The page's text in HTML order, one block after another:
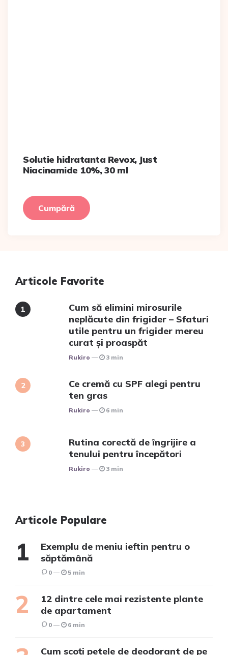
Solutie hidratanta Revox, Just
Niacinamide 10%, 30 ml
Cumpără
Articole Favorite
Cum să elimini mirosurile
neplăcute din frigider – Sfaturi
utile pentru un frigider mereu
curat și proaspăt
Posted
Rukiro 3 min
Ce cremă cu SPF alegi pentru
ten gras
Posted
Rukiro 6 min
Rutina corectă de îngrijire a
tenului pentru începători
Posted
Rukiro 3 min
Articole Populare
Exemplu de meniu ieftin pentru o
săptămână
0 5 min
12 dintre cele mai rezistente plante
de apartament
0 6 min
Cum scoți petele de deodorant de pe